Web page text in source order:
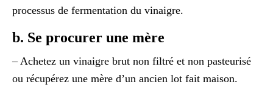
processus de fermentation du vinaigre.
b. Se procurer une mère
– Achetez un vinaigre brut non filtré et non pasteurisé
ou récupérez une mère d’un ancien lot fait maison.